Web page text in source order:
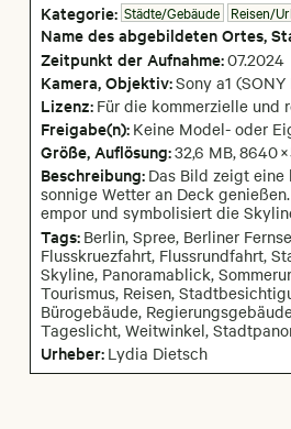
Kategorie: Städte/Gebäude Reisen/
Name des abgebildeten Ortes,
Zeitpunkt der Aufnahme:07.2024
Kamera, Objektiv:Sony a1 (SONY
Lizenz: Für die kommerzielle und
Freigabe(n): Keine Model- oder
Größe, Auflösung:32,6 MB,8640×
Beschreibung: Das Bild zeigt
sonnige Wetter an Deck
empor und symbolisiert die
Tags: Berlin, Spree, Berliner
Flusskruezfahrt, Flussrundfahrt,
Skyline, Panoramablick,
Tourismus, Reisen,
Bürogebäude,
Tageslicht, Weitwinkel,
Urheber: Lydia Dietsch